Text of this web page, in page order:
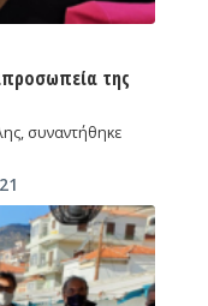
της
συναντήθηκε